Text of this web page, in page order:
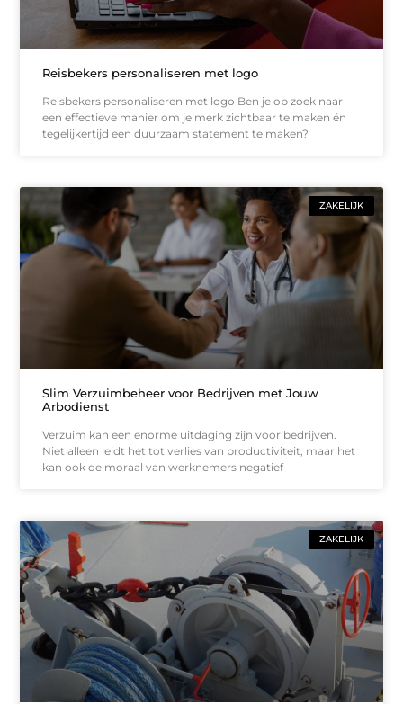
Reisbekers personaliseren met logo
Reisbekers personaliseren met logo Ben je op zoek naar
een effectieve manier om je merk zichtbaar te maken én
tegelijkertijd een duurzaam statement te maken?
ZAKELIJK
Slim Verzuimbeheer voor Bedrijven met Jouw
Arbodienst
Verzuim kan een enorme uitdaging zijn voor bedrijven.
Niet alleen leidt het tot verlies van productiviteit, maar het
kan ook de moraal van werknemers negatief
ZAKELIJK